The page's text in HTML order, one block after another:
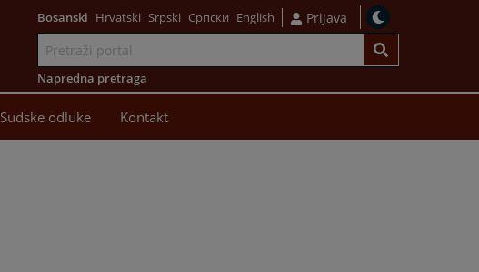
Bosanski Hrvatski Srpski Српски English Prijava
Napredna pretraga
Sudske odluke Kontakt